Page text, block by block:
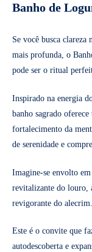
Banho de
Se você busca
mais profunda, o
pode ser o ritual
Inspirado na energia
banho sagrado
fortalecimento da
de serenidade e
Imagine-se envolto em
revitalizante do louro,
revigorante do alecrim.
Este é o convite que
autodescoberta e